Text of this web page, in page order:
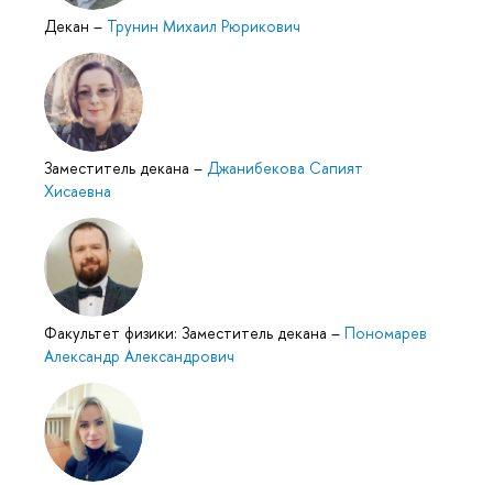
Декан – Трунин Михаил Рюрикович
Заместитель декана – Джанибекова Сапият
Хисаевна
Факультет физики: Заместитель декана – Пономарев
Александр Александрович